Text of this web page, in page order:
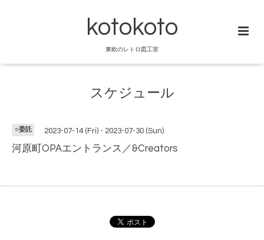
kotokoto
東欧のレトロ図工室
スケジュール
○委託 2023-07-14 (Fri) - 2023-07-30 (Sun)
河原町OPAエントランス／&Creators